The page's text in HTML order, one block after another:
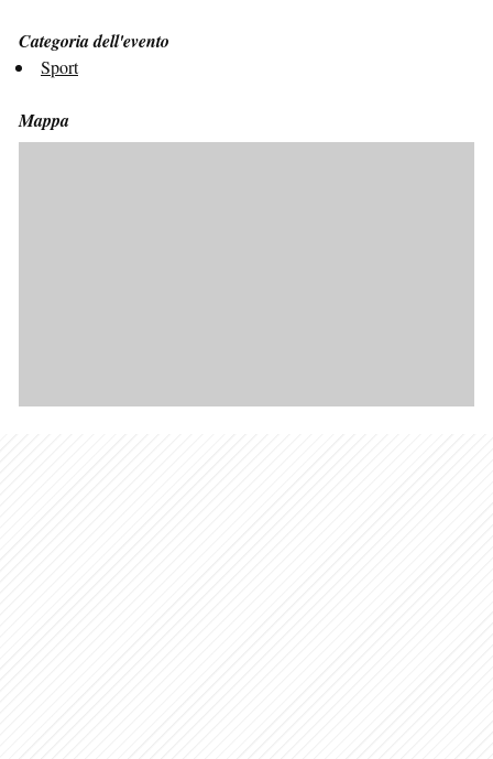
Categoria dell'evento
Sport
Mappa